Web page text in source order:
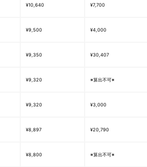
¥10,640 ¥7,700
¥9,500 ¥4,000
¥9,350 ¥30,407
¥9,320 ※算出不可※
¥9,320 ¥3,000
¥8,897 ¥20,790
¥8,800 ※算出不可※